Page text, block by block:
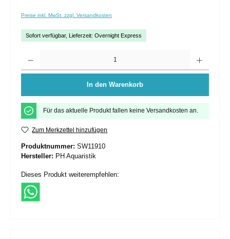
Preise inkl. MwSt. zzgl. Versandkosten
Sofort verfügbar, Lieferzeit: Overnight Express
In den Warenkorb
Für das aktuelle Produkt fallen keine Versandkosten an.
Zum Merkzettel hinzufügen
Produktnummer: SW11910
Hersteller: PH Aquaristik
Dieses Produkt weiterempfehlen: